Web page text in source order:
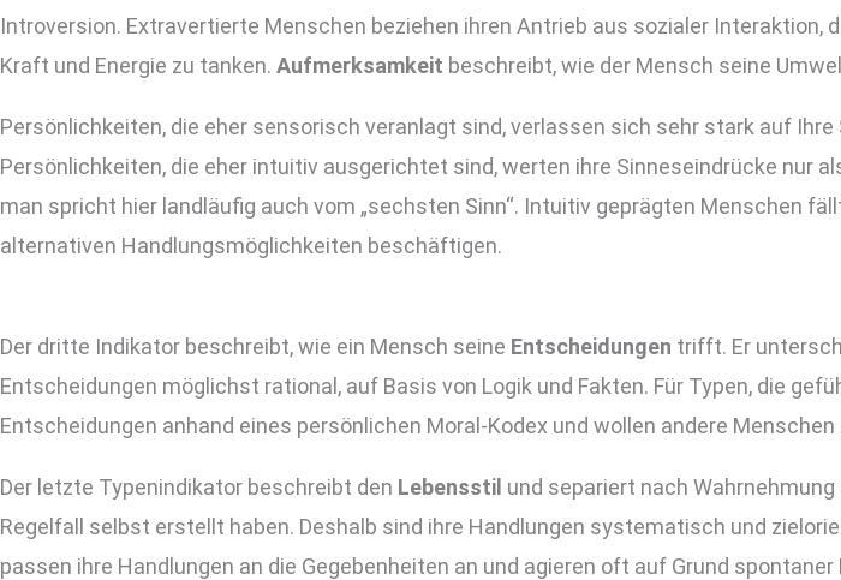
Introversion. Extravertierte Menschen beziehen ihren Antrieb aus sozialer
Kraft und Energie zu tanken. Aufmerksamkeit beschreibt, wie der Mensch seine
Persönlichkeiten, die eher sensorisch veranlagt sind, verlassen sich sehr stark auf
Persönlichkeiten, die eher intuitiv ausgerichtet sind, werten ihre Sinneseindrücke nur
man spricht hier landläufig auch vom „sechsten Sinn“. Intuitiv geprägten Menschen
alternativen Handlungsmöglichkeiten beschäftigen.
Der dritte Indikator beschreibt, wie ein Mensch seine Entscheidungen trifft. Er
Entscheidungen möglichst rational, auf Basis von Logik und Fakten. Für Typen, die
Entscheidungen anhand eines persönlichen Moral-Kodex und wollen andere
Der letzte Typenindikator beschreibt den Lebensstil und separiert nach
Regelfall selbst erstellt haben. Deshalb sind ihre Handlungen systematisch und
passen ihre Handlungen an die Gegebenheiten an und agieren oft auf Grund